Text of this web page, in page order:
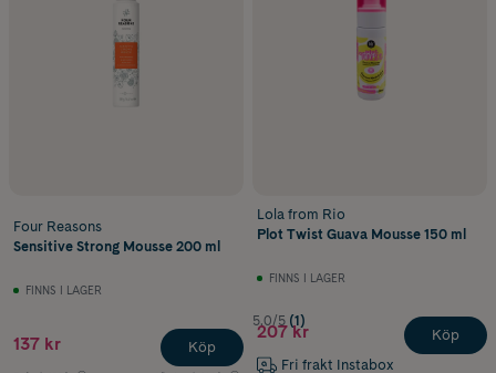
Four Reasons
Sensitive Strong Mousse 200 ml
FINNS I LAGER
137 kr Köp
Lola from Rio
Plot Twist Guava Mousse 150 ml
FINNS I LAGER
5.0/5 (1)
207 kr
Fri frakt Instabox
Köp